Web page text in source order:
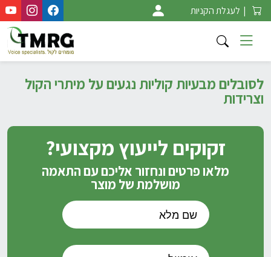
Skip
to
content
| לעגלת הקניות
לסובלים מבעיות קוליות נגעים על מיתרי הקול
וצרידות
זקוקים לייעוץ מקצועי?
מלאו פרטים ונחזור אליכם עם התאמה
מושלמת של מוצר